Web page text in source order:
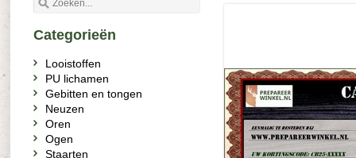
Categorieën
Looistoffen
PU lichamen
Gebitten en tongen
Neuzen
Oren
Ogen
Staarten